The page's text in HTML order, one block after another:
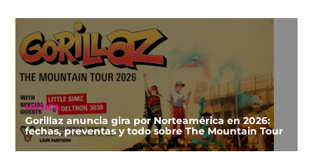
MÚSICA
Gorillaz anuncia gira por Norteamérica en 2026:
fechas, preventas y todo sobre The Mountain Tour